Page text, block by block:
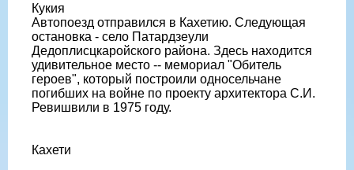
Кукия
Автопоезд отправился в Кахетию. Следующая
остановка - село Патардзеули
Дедоплисцкаройского района. Здесь находится
удивительное место -- мемориал "Обитель
героев", который построили односельчане
погибших на войне по проекту архитектора С.И.
Ревишвили в 1975 году.
Кахети